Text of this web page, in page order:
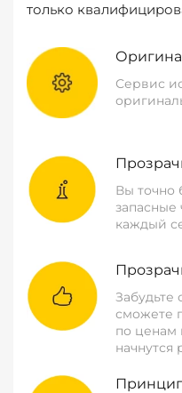
только
Сервис
Вы точно
запасные
каждый
Забудьте
сможете
по ценам
начнутся